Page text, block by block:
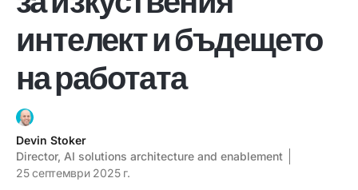
интелект и бъдещето
на работата
Devin Stoker
Director, AI solutions architecture and enablement
25 септември 2025 г.